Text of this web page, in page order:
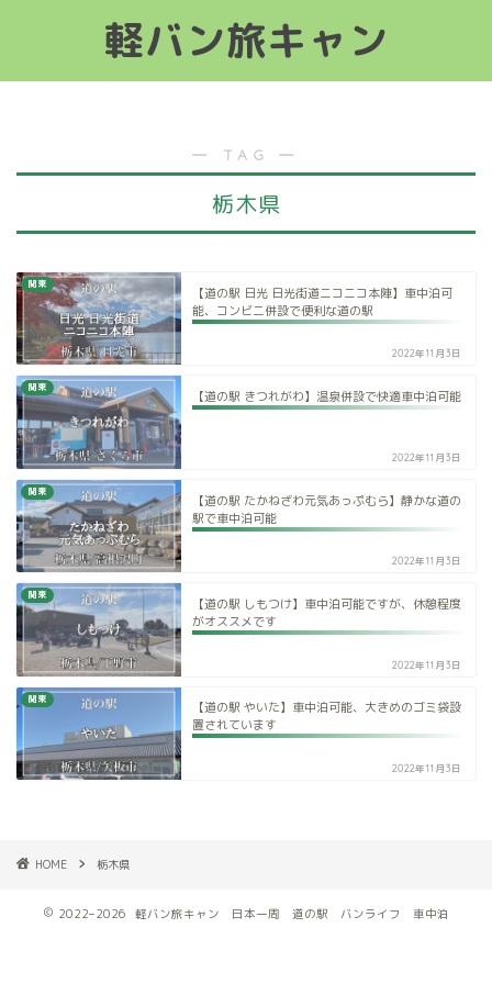
軽バン旅キャン
― TAG ―
栃木県
関東
【道の駅 日光 日光街道ニコニコ本陣】車中泊可
能、コンビニ併設で便利な道の駅
2022年11月3日
関東
【道の駅 きつれがわ】温泉併設で快適車中泊可能
2022年11月3日
関東
【道の駅 たかねざわ元気あっぷむら】静かな道の
駅で車中泊可能
2022年11月3日
関東
【道の駅 しもつけ】車中泊可能ですが、休憩程度
がオススメです
2022年11月3日
関東
【道の駅 やいた】車中泊可能、大きめのゴミ袋設
置されています
2022年11月3日
HOME 栃木県
2022–2026 軽バン旅キャン 日本一周 道の駅 バンライフ 車中泊